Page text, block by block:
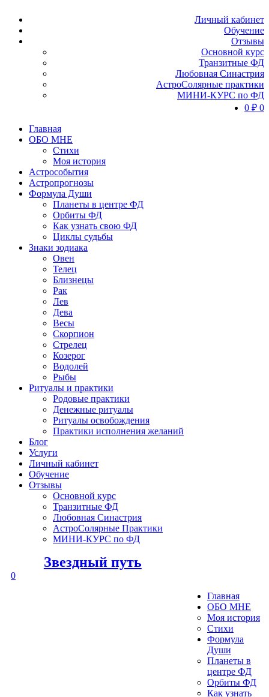
Личный кабинет
Обучение
Отзывы
Основной курс
Транзитные ФД
Любовная Синастрия
АстроСолярные практики
МИНИ-КУРС по ФД
0 ₽ 0
Главная
ОБО МНЕ
Стихи
Моя история
Астрособытия
Астропрогнозы
Формула Души
Планеты в центре ФД
Орбиты ФД
Как узнать свою ФД
Циклы судьбы
Знаки зодиака
Овен
Телец
Близнецы
Рак
Лев
Дева
Весы
Скорпион
Стрелец
Козерог
Водолей
Рыбы
Ритуалы и практики
Родовые практики
Денежные ритуалы
Ритуалы освобождения
Практики исполнения желаний
Блог
Услуги
Личный кабинет
Обучение
Отзывы
Основной курс
Транзитные ФД
Любовная Синастрия
АстроСолярные Практики
МИНИ-КУРС по ФД
Звездный путь
0
Главная
ОБО МНЕ
Моя история
Стихи
Формула
Души
Планеты в
центре ФД
Орбиты ФД
Как узнать